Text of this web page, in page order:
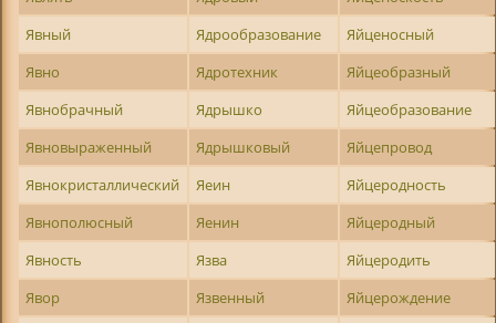
Явный
Ядрообразование
Яйценосный
Явно
Ядротехник
Яйцеобразный
Явнобрачный
Ядрышко
Яйцеобразование
Явновыраженный
Ядрышковый
Яйцепровод
Явнокристаллический
Яеин
Яйцеродность
Явнополюсный
Яенин
Яйцеродный
Явность
Язва
Яйцеродить
Явор
Язвенный
Яйцерождение